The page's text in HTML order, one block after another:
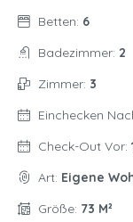
Betten: 6
Badezimmer: 2
Zimmer: 3
Einchecken
Check-Out Vor:
Art: Eigene
Größe: 73 M²